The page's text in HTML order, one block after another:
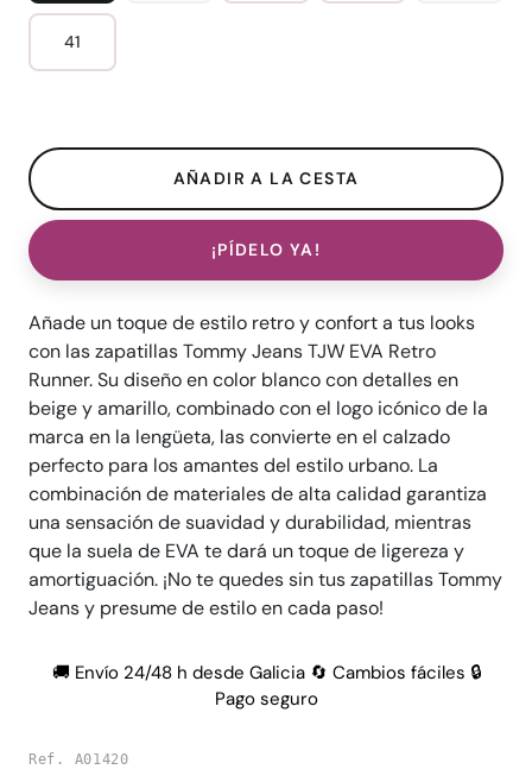
41
¡PÍDELO YA!
Añade un toque de estilo retro y confort a tus looks
con las zapatillas Tommy Jeans TJW EVA Retro
Runner. Su diseño en color blanco con detalles en
beige y amarillo, combinado con el logo icónico de la
marca en la lengüeta, las convierte en el calzado
perfecto para los amantes del estilo urbano. La
combinación de materiales de alta calidad garantiza
una sensación de suavidad y durabilidad, mientras
que la suela de EVA te dará un toque de ligereza y
amortiguación. ¡No te quedes sin tus zapatillas Tommy
Jeans y presume de estilo en cada paso!
🚚 Envío 24/48 h desde Galicia 🔄 Cambios fáciles 🔒
Pago seguro
Ref. A01420